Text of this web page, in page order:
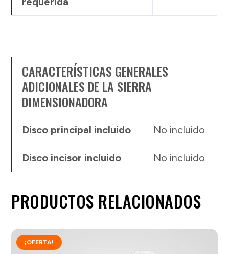
CARACTERÍSTICAS GENERALES
ADICIONALES DE LA SIERRA
DIMENSIONADORA
Disco principal incluido No incluido
Disco incisor incluido No incluido
PRODUCTOS RELACIONADOS
¡OFERTA!